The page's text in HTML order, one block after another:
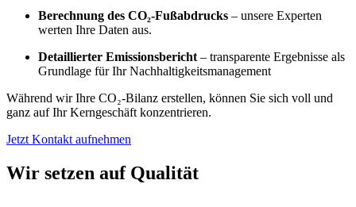
Berechnung des CO₂-Fußabdrucks – unsere Experten
werten Ihre Daten aus.
Detaillierter Emissionsbericht – transparente Ergebnisse als
Grundlage für Ihr Nachhaltigkeitsmanagement
Während wir Ihre CO₂-Bilanz erstellen, können Sie sich voll und
ganz auf Ihr Kerngeschäft konzentrieren.
Jetzt Kontakt aufnehmen
Wir setzen auf Qualität